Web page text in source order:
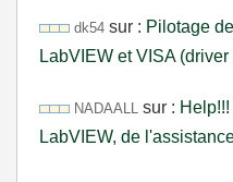
dk54 sur : Pilotage
LabVIEW et VISA (driver
NADAALL sur :
LabVIEW, de